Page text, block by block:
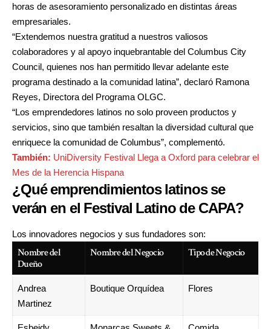
horas de asesoramiento personalizado en distintas áreas
empresariales.
“Extendemos nuestra gratitud a nuestros valiosos
colaboradores y al apoyo inquebrantable del Columbus City
Council, quienes nos han permitido llevar adelante este
programa destinado a la comunidad latina”, declaró Ramona
Reyes, Directora del Programa OLGC.
“Los emprendedores latinos no solo proveen productos y
servicios, sino que también resaltan la diversidad cultural que
enriquece la comunidad de Columbus”, complementó.
También: UniDiversity Festival Llega a Oxford para celebrar el
Mes de la Herencia Hispana
¿Qué emprendimientos latinos se
verán en el Festival Latino de CAPA?
Los innovadores negocios y sus fundadores son:
Nombre del
Dueño
Nombre del Negocio Tipo de Negocio
Andrea
Martinez
Boutique Orquídea Flores